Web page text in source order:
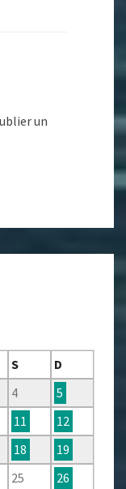
un
S
D
4
5
11
12
18
19
25
26